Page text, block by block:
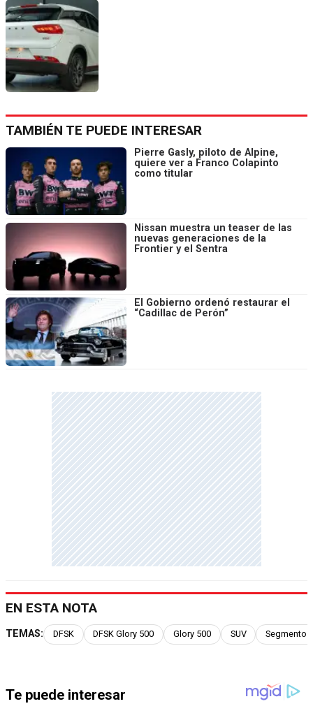
TAMBIÉN TE PUEDE INTERESAR
Pierre Gasly, piloto de Alpine,
quiere ver a Franco Colapinto
como titular
Nissan muestra un teaser de las
nuevas generaciones de la
Frontier y el Sentra
El Gobierno ordenó restaurar el
“Cadillac de Perón”
EN ESTA NOTA
TEMAS: DFSK DFSK Glory 500 Glory 500 SUV Segmento